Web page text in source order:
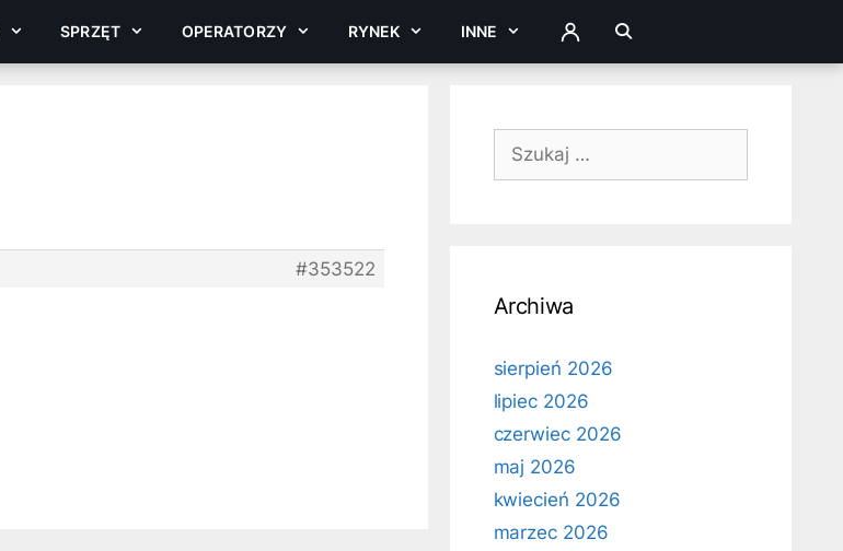
SPRZĘT OPERATORZY RYNEK INNE ZALOGUJ
#353522
Szukaj:
Archiwa
sierpień 2026
lipiec 2026
czerwiec 2026
maj 2026
kwiecień 2026
marzec 2026